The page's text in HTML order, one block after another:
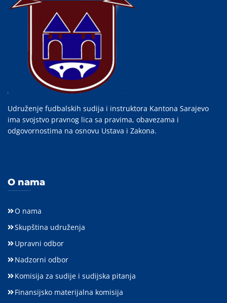
Udruženje fudbalskih sudija i instruktora Kantona Sarajevo
ima svojstvo pravnog lica sa pravima, obavezama i
odgovornostima na osnovu Ustava i Zakona.
O nama
O nama
Skupština udruženja
Upravni odbor
Nadzorni odbor
Komisija za sudije i sudijska pitanja
Finansijsko materijalna komisija